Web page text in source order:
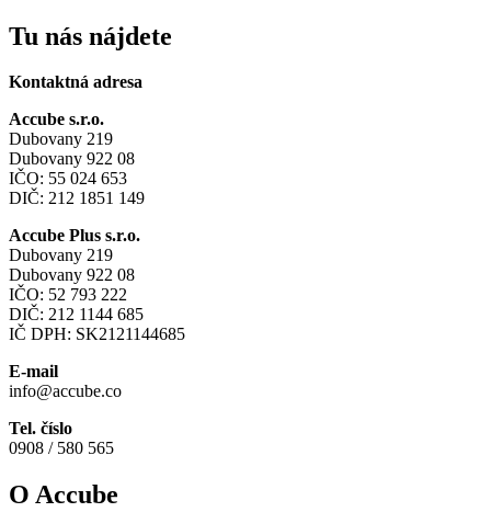
Tu nás nájdete
Kontaktná adresa
Accube s.r.o.
Dubovany 219
Dubovany 922 08
IČO: 55 024 653
DIČ: 212 1851 149
Accube Plus s.r.o.
Dubovany 219
Dubovany 922 08
IČO: 52 793 222
DIČ: 212 1144 685
IČ DPH: SK2121144685
E-mail
info@accube.co
Tel. číslo
0908 / 580 565
O Accube